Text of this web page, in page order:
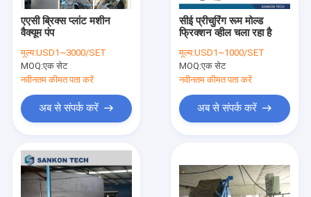
एएसी ब्रिक्स प्लांट मशीन
वैक्यूम पंप
मूल्य:USD1~3000/SET
MOQ:एक सेट
नवीनतम कीमत पता करें
अब से संपर्क करें
सीई प्रीचुरिंग रूम मोल्ड
फ्रिक्शन व्हील चला रहा है
मूल्य:USD1~1000/SET
MOQ:एक सेट
नवीनतम कीमत पता करें
अब से संपर्क करें